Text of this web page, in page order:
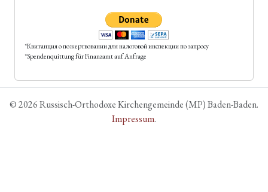
*Квитанция о пожертвовании для налоговой инспекции по запросу
*Spendenquittung für Finanzamt auf Anfrage
© 2026 Russisch-Orthodoxe Kirchengemeinde (MP) Baden-Baden.
Impressum.